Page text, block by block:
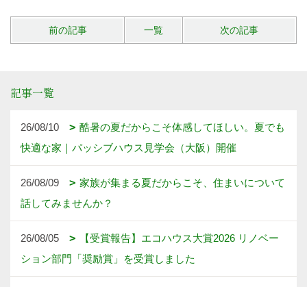
前の記事 一覧 次の記事
記事一覧
26/08/10
酷暑の夏だからこそ体感してほしい。夏でも
快適な家｜パッシブハウス見学会（大阪）開催
26/08/09
家族が集まる夏だからこそ、住まいについて
話してみませんか？
26/08/05
【受賞報告】エコハウス大賞2026 リノベー
ション部門「奨励賞」を受賞しました